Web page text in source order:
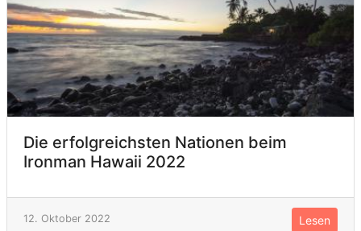
Die erfolgreichsten Nationen beim
Ironman Hawaii 2022
12. Oktober 2022 Lesen